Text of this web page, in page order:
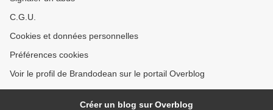
C.G.U.
Cookies et données personnelles
Préférences cookies
Voir le profil de Brandodean sur le portail Overblog
Créer un blog sur Overblog